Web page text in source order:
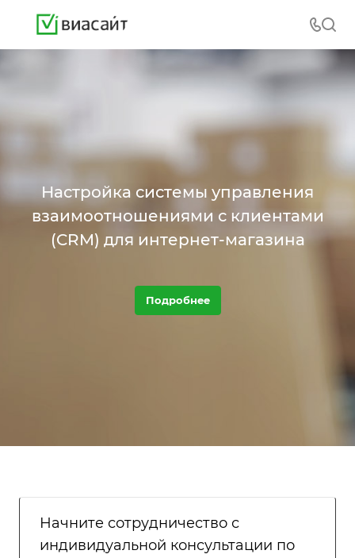
Настройка системы управления
взаимоотношениями с клиентами
(CRM) для интернет-магазина
Подробнее
Начните сотрудничество с
индивидуальной консультации по